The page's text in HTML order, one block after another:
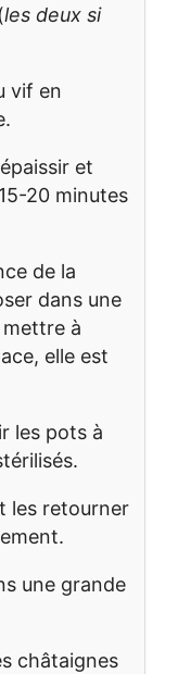
les deux si
vif en
et
20 minutes
de la
dans une
à
elle est
les pots à
les retourner
une grande
châtaignes